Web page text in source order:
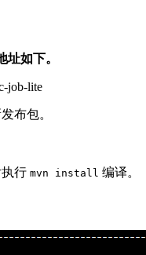
如下。
job-lite
布包。
行 mvn install 编译。